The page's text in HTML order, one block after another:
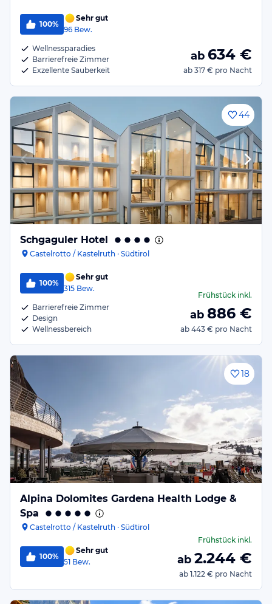
100%
Sehr gut
96 Bew.
Wellnessparadies
Barrierefreie Zimmer
Exzellente Sauberkeit
ab 634 €
ab 317 € pro Nacht
44
Schgaguler Hotel
Castelrotto / Kastelruth · Südtirol
100%
Sehr gut
315 Bew.
Barrierefreie Zimmer
Design
Wellnessbereich
Frühstückinkl.
ab 886 €
ab 443 € pro Nacht
18
Alpina Dolomites Gardena Health Lodge &
Spa
Castelrotto / Kastelruth · Südtirol
100%
Sehr gut
51 Bew.
Frühstückinkl.
ab 2.244 €
ab 1.122 € pro Nacht